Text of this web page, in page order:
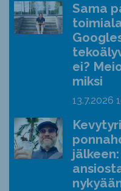
Sama
ei?
miksi
13.7.2026